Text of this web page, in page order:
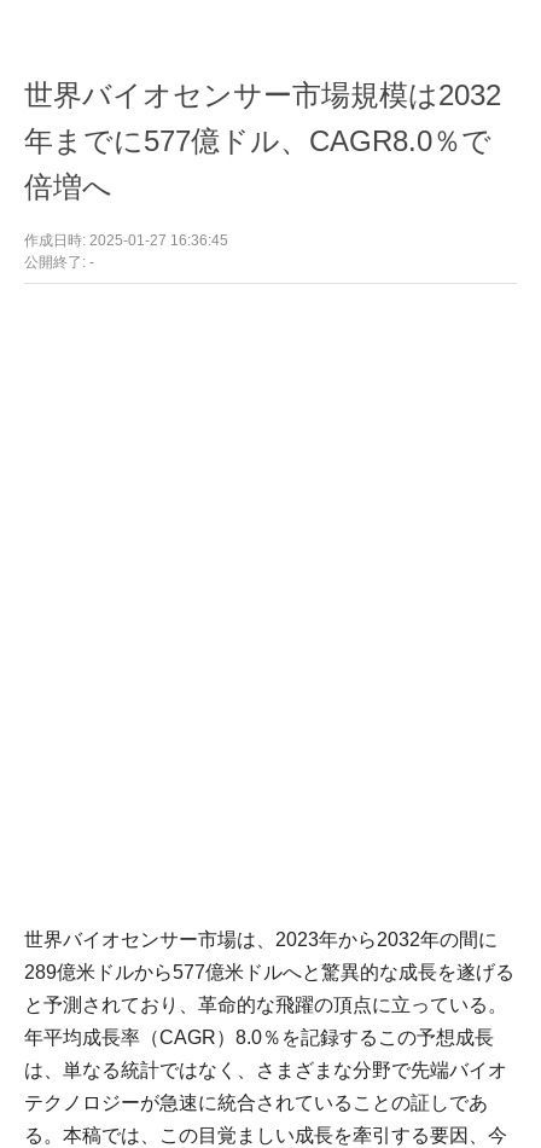
世界バイオセンサー市場規模は2032
年までに577億ドル、CAGR8.0％で
倍増へ
作成日時: 2025-01-27 16:36:45
公開終了: -
世界バイオセンサー市場は、2023年から2032年の間に
289億米ドルから577億米ドルへと驚異的な成長を遂げる
と予測されており、革命的な飛躍の頂点に立っている。
年平均成長率（CAGR）8.0％を記録するこの予想成長
は、単なる統計ではなく、さまざまな分野で先端バイオ
テクノロジーが急速に統合されていることの証しであ
る。本稿では、この目覚ましい成長を牽引する要因、今